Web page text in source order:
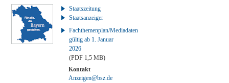
Staatszeitung
Staatsanzeiger
Fachthemenplan/Mediadaten
gültig ab 1. Januar
2026
(PDF 1,5 MB)
Kontakt
Anzeigen@bsz.de